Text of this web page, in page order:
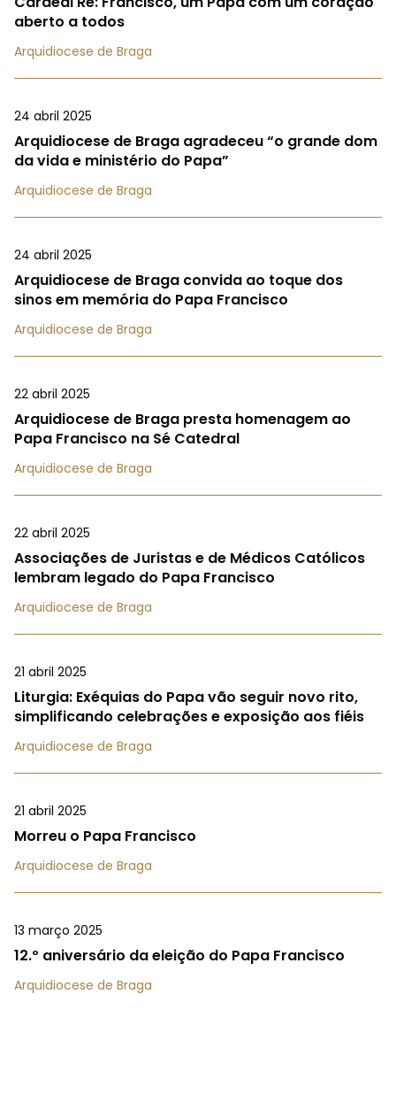
aberto a todos
Arquidiocese de Braga
24 abril 2025
Arquidiocese de Braga agradeceu “o grande dom
da vida e ministério do Papa”
Arquidiocese de Braga
24 abril 2025
Arquidiocese de Braga convida ao toque dos
sinos em memória do Papa Francisco
Arquidiocese de Braga
22 abril 2025
Arquidiocese de Braga presta homenagem ao
Papa Francisco na Sé Catedral
Arquidiocese de Braga
22 abril 2025
Associações de Juristas e de Médicos Católicos
lembram legado do Papa Francisco
Arquidiocese de Braga
21 abril 2025
Liturgia: Exéquias do Papa vão seguir novo rito,
simplificando celebrações e exposição aos fiéis
Arquidiocese de Braga
21 abril 2025
Morreu o Papa Francisco
Arquidiocese de Braga
13 março 2025
12.º aniversário da eleição do Papa Francisco
Arquidiocese de Braga